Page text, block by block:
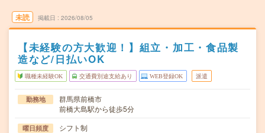
未読 掲載日 2026/08/05
【未経験の方大歓迎！】組立・加工・食品製
造など/日払いOK
職種未経験OK 交通費別途支給あり WEB登録OK 派遣
勤務地
群馬県前橋市
前橋大島駅から徒歩5分
曜日頻度 シフト制